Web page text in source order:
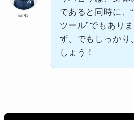
白石
であると同時に、
ツール”でもあり
ず、でもしっかり
しょう！